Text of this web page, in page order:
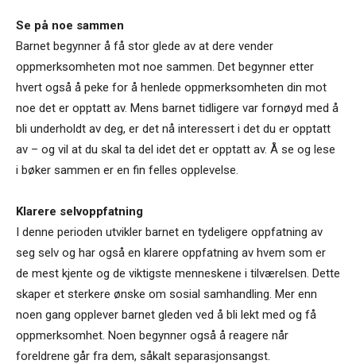
Se på noe sammen
Barnet begynner å få stor glede av at dere vender
oppmerksomheten mot noe sammen. Det begynner etter
hvert også å peke for å henlede oppmerksomheten din mot
noe det er opptatt av. Mens barnet tidligere var fornøyd med å
bli underholdt av deg, er det nå interessert i det du er opptatt
av – og vil at du skal ta del idet det er opptatt av. Å se og lese
i bøker sammen er en fin felles opplevelse.
Klarere selvoppfatning
I denne perioden utvikler barnet en tydeligere oppfatning av
seg selv og har også en klarere oppfatning av hvem som er
de mest kjente og de viktigste menneskene i tilværelsen. Dette
skaper et sterkere ønske om sosial samhandling. Mer enn
noen gang opplever barnet gleden ved å bli lekt med og få
oppmerksomhet. Noen begynner også å reagere når
foreldrene går fra dem, såkalt separasjonsangst.